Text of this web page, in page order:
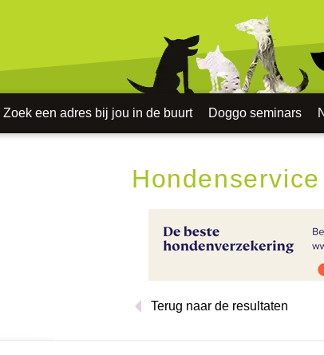
Zoek een adres bij jou in de buurt Doggo seminars
Terug naar de resultaten